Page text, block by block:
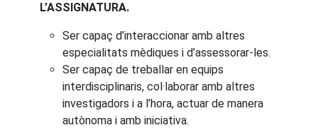
L’ASSIGNATURA.
Ser capaç d’interaccionar amb altres
especialitats mèdiques i d’assessorar-les.
Ser capaç de treballar en equips
interdisciplinaris, col·laborar amb altres
investigadors i a l’hora, actuar de manera
autònoma i amb iniciativa.